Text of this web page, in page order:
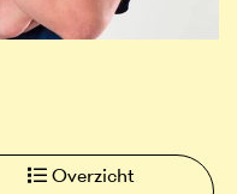
Overzicht